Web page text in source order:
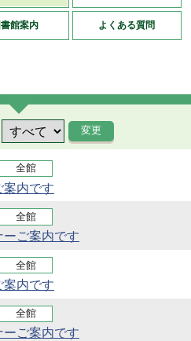
書館案内 よくある質問
全館
案内です
全館
ご案内です
全館
案内です
全館
ご案内です